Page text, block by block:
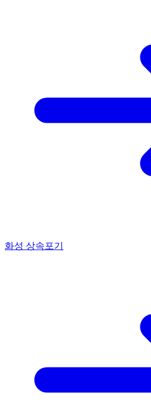
화성 상속포기